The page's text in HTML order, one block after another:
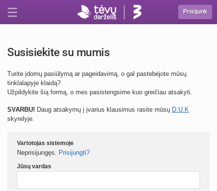
Prisijunk
Susisiekite su mumis
Turite įdomų pasiūlymą ar pageidavimą, o gal pastebėjote mūsų
tinklalapyje klaidą?
Užpildykite šią formą, o mes pasistengsime kuo greičiau atsakyti.
SVARBU! Daug atsakymų į įvarius klausimus rasite mūsų D.U.K
skyrelyje.
Vartotojas sistemoje
Neprisijungęs. Prisijungti?
Jūsų vardas